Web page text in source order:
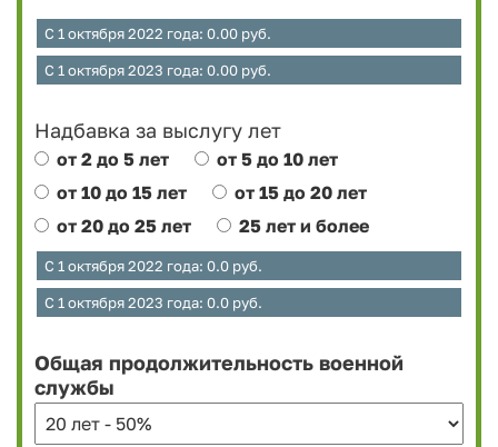
С 1 октября 2022 года: 0.00 руб.
С 1 октября 2023 года: 0.00 руб.
Надбавка за выслугу лет
от 2 до 5 лет
от 5 до 10 лет
от 10 до 15 лет
от 15 до 20 лет
от 20 до 25 лет
25 лет и более
С 1 октября 2022 года: 0.0 руб.
С 1 октября 2023 года: 0.0 руб.
Общая продолжительность военной
службы